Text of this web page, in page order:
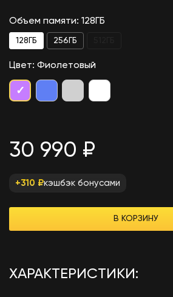
Объем памяти: 128ГБ
128ГБ 256ГБ
Цвет: Фиолетовый
✓
30 990 ₽
+310 ₽кэшбэк бонусами
В КОРЗИНУ
ХАРАКТЕРИСТИКИ: